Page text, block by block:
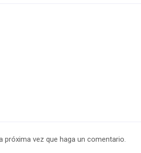
vez que haga un comentario.